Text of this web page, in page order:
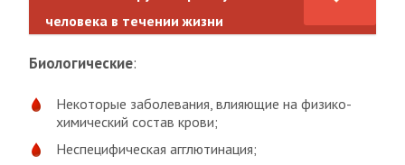
человека в течении жизни
Биологические:
Некоторые заболевания, влияющие на физико-
химический состав крови;
Неспецифическая агглютинация;